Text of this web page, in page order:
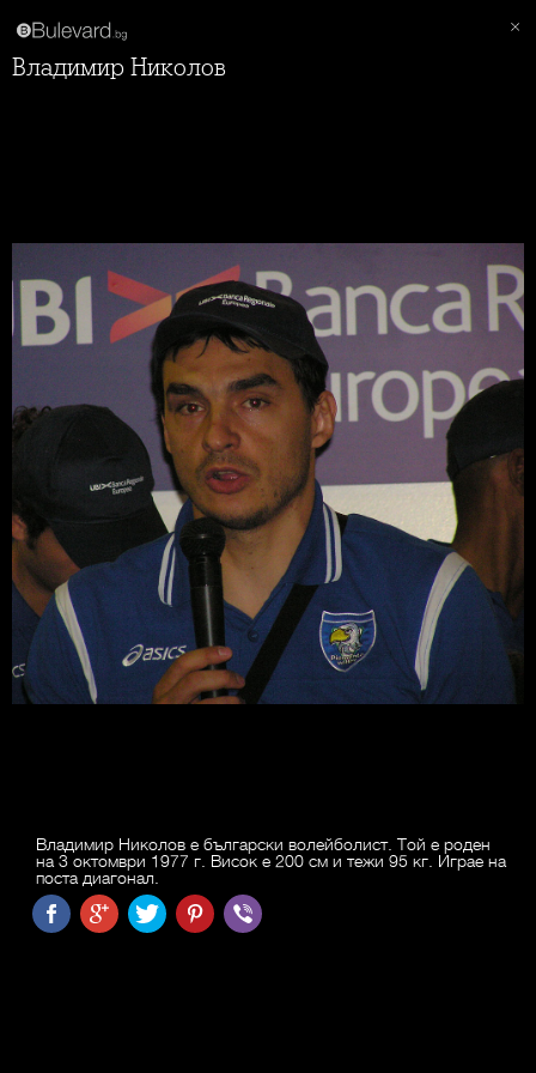
Владимир Николов
Владимир Николов е български волейболист. Той е роден
на 3 октомври 1977 г. Висок е 200 см и тежи 95 кг. Играе на
поста диагонал.